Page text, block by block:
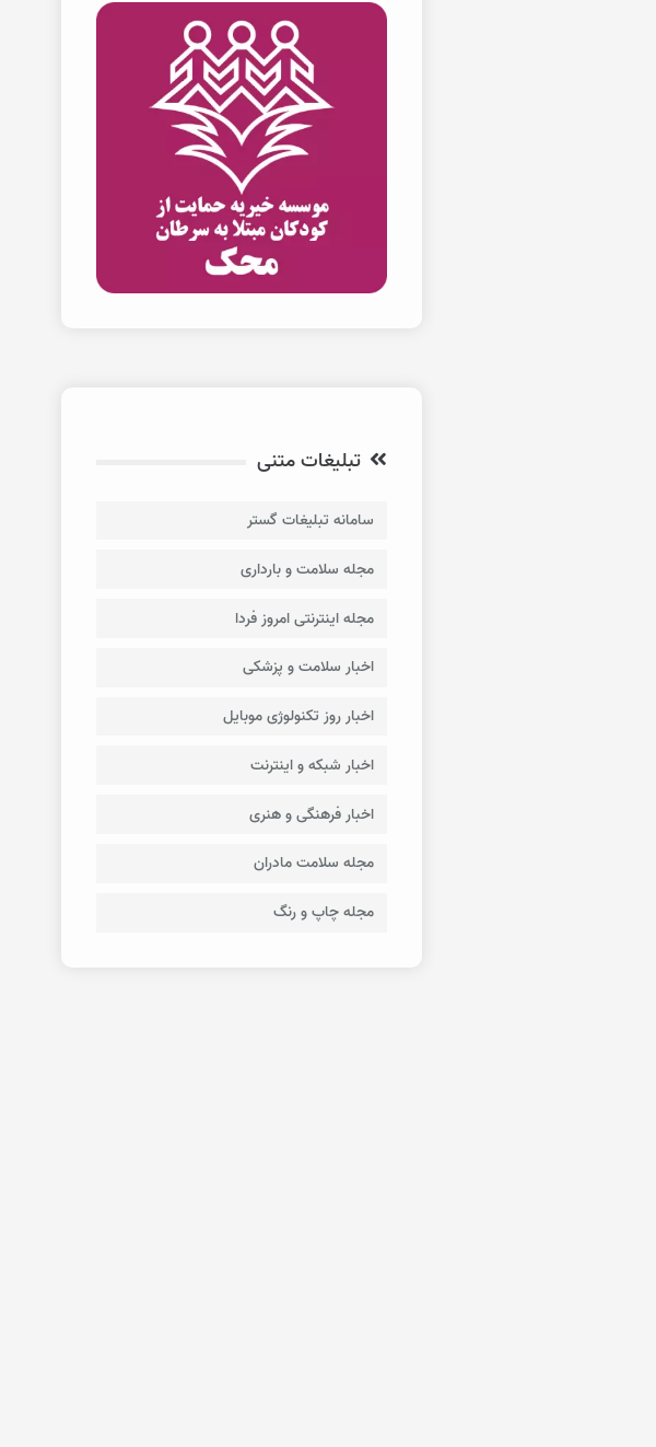
تبلیغات متنی
سامانه تبلیغات گستر
مجله سلامت و بارداری
مجله اینترنتی امروز فردا
اخبار سلامت و پزشکی
اخبار روز تکنولوژی موبایل
اخبار شبکه و اینترنت
اخبار فرهنگی و هنری
مجله سلامت مادران
مجله چاپ و رنگ